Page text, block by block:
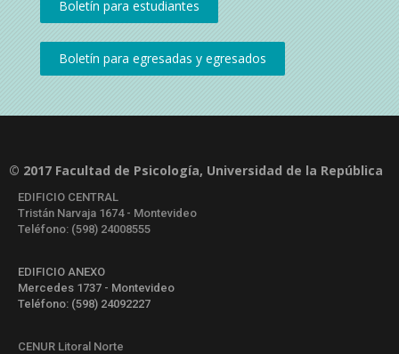
© 2017 Facultad de Psicología, Universidad de la República
EDIFICIO CENTRAL
Tristán Narvaja 1674 - Montevideo
Teléfono: (598) 24008555
EDIFICIO ANEXO
Mercedes 1737 - Montevideo
Teléfono: (598) 24092227
CENUR Litoral Norte